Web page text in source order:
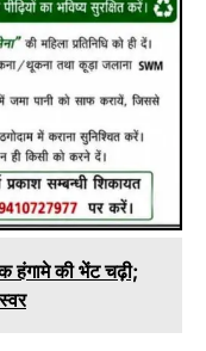
हंगामे की भेंट चढ़ी;